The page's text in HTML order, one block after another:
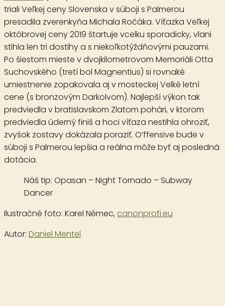
triali Veľkej ceny Slovenska v súboji s Palmerou
presadila zverenkyňa Michala Ročáka. Víťazka Veľkej
októbrovej ceny 2019 štartuje vcelku sporadicky, vlani
stihla len tri dostihy a s niekoľkotýždňovými pauzami.
Po šiestom mieste v dvojkilometrovom Memoriáli Otta
Suchovského (tretí bol Magnentius) si rovnaké
umiestnenie zopakovala aj v mosteckej Velké letní
cene (s bronzovým Darkolvom). Najlepší výkon tak
predviedla v bratislavskom Zlatom pohári, v ktorom
predviedla úderný finiš a hoci víťaza nestihla ohroziť,
zvyšok zostavy dokázala poraziť. O’ffensive bude v
súboji s Palmerou lepšia a reálna môže byť aj posledná
dotácia.
Náš tip: Opasan – Night Tornado – Subway
Dancer
Ilustračné foto: Karel Němec, canonprofi.eu
Autor: Daniel Mentel